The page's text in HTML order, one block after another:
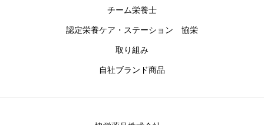
チーム栄養士
認定栄養ケア・ステーション 協栄
取り組み
自社ブランド商品